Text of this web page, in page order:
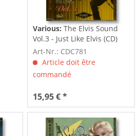
Various:The Elvis Sound
Vol.3 - Just Like Elvis (CD)
Art-Nr.: CDC781
Article doit être
commandé
15,95 € *